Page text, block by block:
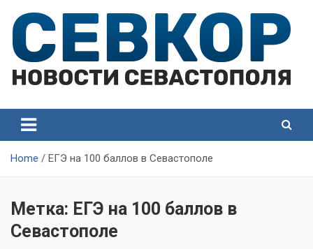
content
Севастополя
Севастополя
Home ЕГЭ на 100 баллов в Севастополе
Метка: ЕГЭ на 100 баллов в
Севастополе